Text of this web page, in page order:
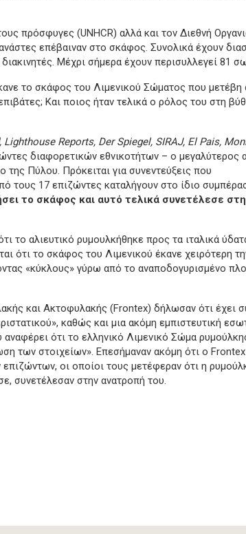
πρόσφυγες (UNHCR) αλλά και τον Διεθνή
επέβαιναν στο σκάφος. Συνολικά έχουν
Μέχρι σήμερα έχουν περισυλλεγεί 81
το σκάφος του Λιμενικού Σώματος που μετέβη
Και ποιος ήταν τελικά ο ρόλος του στη
Lighthouse Reports, Der Spiegel, SIRAJ, El Pais,
διαφορετικών εθνικοτήτων – ο μεγαλύτερος
της Πύλου. Πρόκειται για συνεντεύξεις που
τους 17 επιζώντες καταλήγουν στο ίδιο
το σκάφος και αυτό τελικά συνετέλεσε
το αλιευτικό ρυμουλκήθηκε προς τα ιταλικά
ότι το σκάφος του Λιμενικού έκανε χειρότερη
«κύκλους» γύρω από το αναποδογυρισμένο
και Ακτοφυλακής (Frontex) δήλωσαν ότι έχει
καθώς και μια ακόμη εμπιστευτική
ότι το ελληνικό Λιμενικό Σώμα
των στοιχείων». Επεσήμαναν ακόμη ότι ο
οι οποίοι τους μετέφεραν ότι η
συνετέλεσαν στην ανατροπή του.